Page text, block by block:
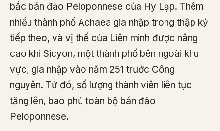
bắc bán đảo Peloponnese của Hy Lạp. Thêm
nhiều thành phố Achaea gia nhập trong thập kỷ
tiếp theo, và vị thế của Liên minh được nâng
cao khi Sicyon, một thành phố bên ngoài khu
vực, gia nhập vào năm 251 trước Công
nguyên. Từ đó, số lượng thành viên liên tục
tăng lên, bao phủ toàn bộ bán đảo
Peloponnese.